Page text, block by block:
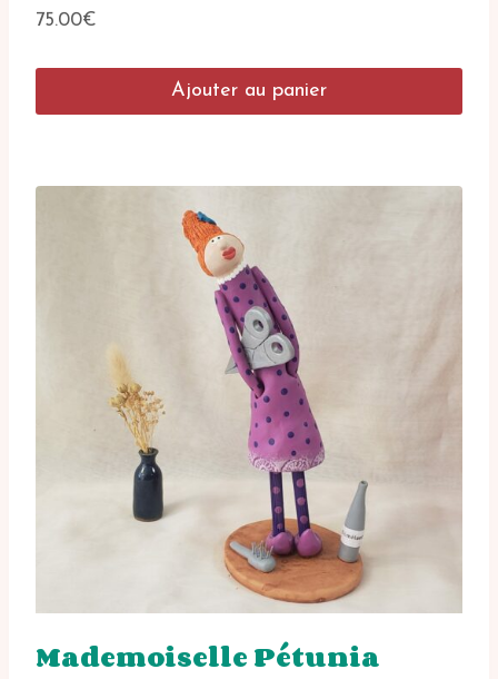
75.00€
Ajouter au panier
Mademoiselle Pétunia